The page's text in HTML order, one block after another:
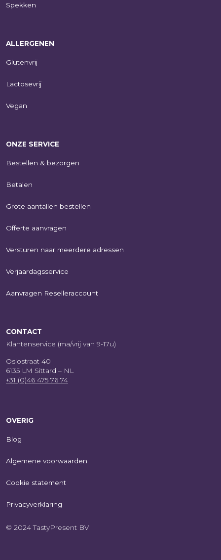
Spekken
ALLERGENEN
Glutenvrij
Lactosevrij
Vegan
ONZE SERVICE
Bestellen & bezorgen
Betalen
Grote aantallen bestellen
Offerte aanvragen
Versturen naar meerdere adressen
Verjaardagsservice
Aanvragen Reselleraccount
CONTACT
Klantenservice (ma/vrij van 9-17u)
Oslostraat 40
6135 LM Sittard – NL
+31 (0)46 475 76 74
OVERIG
Blog
Algemene voorwaarden
Cookie statement
Privacyverklaring
© 2024 TastyPresent BV